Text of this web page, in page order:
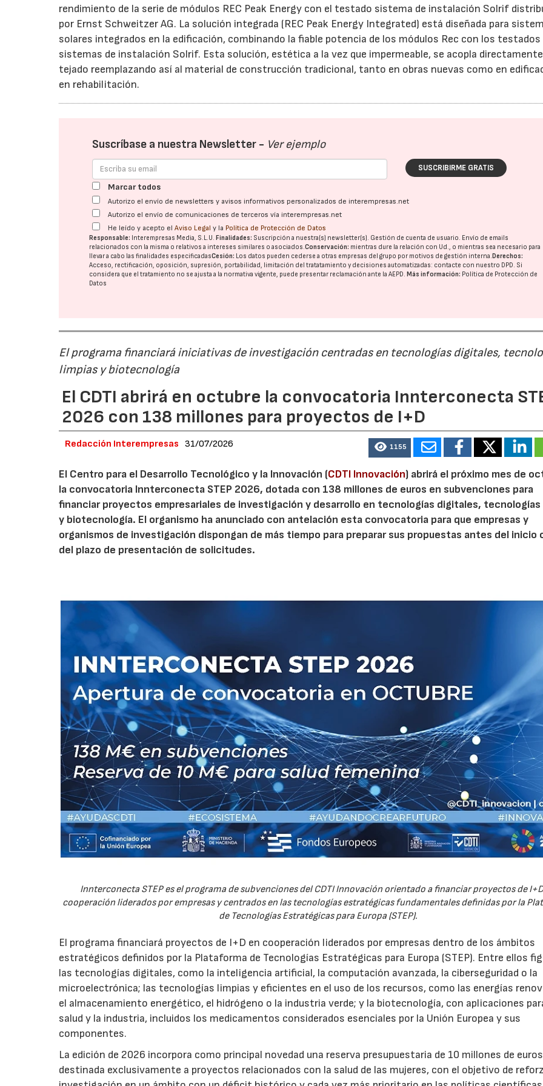
rendimiento de la serie de módulos REC Peak Energy con el testado sistema de instalación Solrif
por Ernst Schweitzer AG. La solución integrada (REC Peak Energy Integrated) está diseñada para
solares integrados en la edificación, combinando la fiable potencia de los módulos Rec con los testados
sistemas de instalación Solrif. Esta solución, estética a la vez que impermeable, se acopla
tejado reemplazando así al material de construcción tradicional, tanto en obras nuevas como en
en rehabilitación.
Suscríbase a nuestra Newsletter - Ver ejemplo
SUSCRIBIRME GRATIS
Marcar todos
Autorizo el envío de newsletters y avisos informativos personalizados de interempresas.net
Autorizo el envío de comunicaciones de terceros vía interempresas.net
He leído y acepto elAviso Legal y la Política de Protección de Datos
Responsable: Interempresas Media, S.L.U.Finalidades: Suscripción a nuestra(s) newsletter(s). Gestión de cuenta de usuario. Envío de emails
relacionados con la misma o relativos a intereses similares o asociados.Conservación: mientras dure la relación con Ud., o mientras sea necesario para
llevar a cabo las finalidades especificadasCesión: Los datos pueden cederse a otras empresas del grupo por motivos de gestión interna.Derechos:
Acceso, rectificación, oposición, supresión, portabilidad, limitación del tratatamiento y decisiones automatizadas: contacte con nuestro DPD. Si
considera que el tratamiento no se ajusta a la normativa vigente, puede presentar reclamación ante laAEPD.Más información: Política de Protección de
Datos
El programa financiará iniciativas de investigación centradas en tecnologías digitales,
limpias y biotecnología
El CDTI abrirá en octubre la convocatoria Innterconecta
2026 con 138 millones para proyectos de I+D
Redacción Interempresas 31/07/2026 1155
El Centro para el Desarrollo Tecnológico y la Innovación (CDTI Innovación) abrirá el próximo mes de
la convocatoria Innterconecta STEP 2026, dotada con 138 millones de euros en subvenciones para
financiar proyectos empresariales de investigación y desarrollo en tecnologías digitales, tecnologías
y biotecnología. El organismo ha anunciado con antelación esta convocatoria para que empresas y
organismos de investigación dispongan de más tiempo para preparar sus propuestas antes del inicio
del plazo de presentación de solicitudes.
Innterconecta STEP es el programa de subvenciones del CDTI Innovación orientado a financiar proyectos de
cooperación liderados por empresas y centrados en las tecnologías estratégicas fundamentales definidas por la
de Tecnologías Estratégicas para Europa (STEP).
El programa financiará proyectos de I+D en cooperación liderados por empresas dentro de los ámbitos
estratégicos definidos por la Plataforma de Tecnologías Estratégicas para Europa (STEP). Entre ellos
las tecnologías digitales, como la inteligencia artificial, la computación avanzada, la ciberseguridad o la
microelectrónica; las tecnologías limpias y eficientes en el uso de los recursos, como las energías
el almacenamiento energético, el hidrógeno o la industria verde; y la biotecnología, con aplicaciones
salud y la industria, incluidos los medicamentos considerados esenciales por la Unión Europea y sus
componentes.
La edición de 2026 incorpora como principal novedad una reserva presupuestaria de 10 millones de euros
destinada exclusivamente a proyectos relacionados con la salud de las mujeres, con el objetivo de
23/07/2026 30/07/2026